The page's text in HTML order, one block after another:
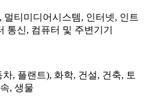
멀티미디어시스템, 인터넷, 인트
통신, 컴퓨터 및 주변기기
, 플랜트), 화학, 건설, 건축, 토
, 생물